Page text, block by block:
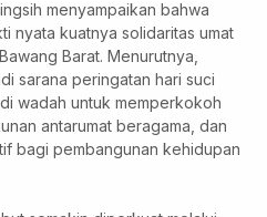
menyampaikan bahwa
nyata kuatnya solidaritas umat
Barat. Menurutnya,
sarana peringatan hari suci
wadah untuk memperkokoh
antarumat beragama, dan
bagi pembangunan kehidupan